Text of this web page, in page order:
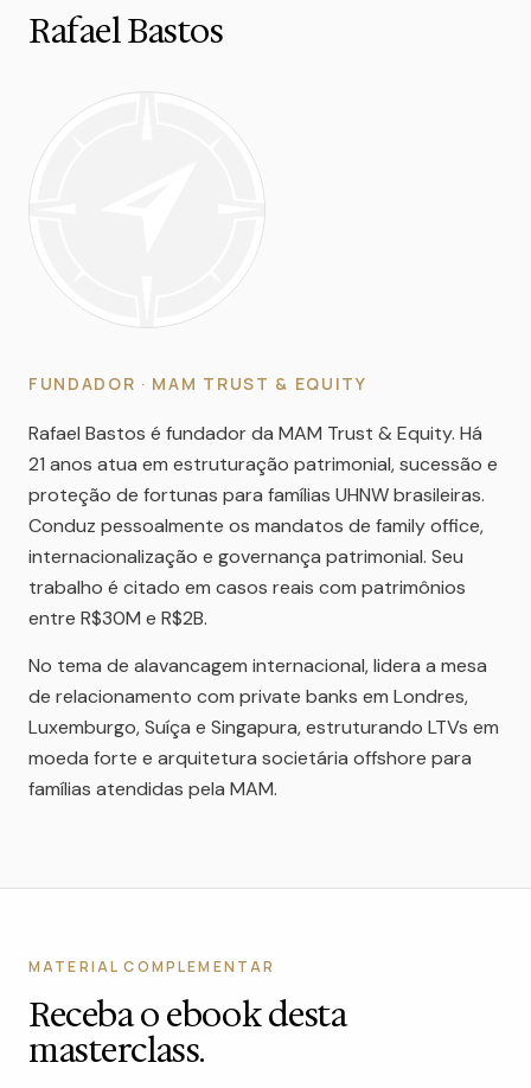
Rafael Bastos
FUNDADOR · MAM TRUST & EQUITY
Rafael Bastos é fundador da MAM Trust & Equity. Há
21 anos atua em estruturação patrimonial, sucessão e
proteção de fortunas para famílias UHNW brasileiras.
Conduz pessoalmente os mandatos de family office,
internacionalização e governança patrimonial. Seu
trabalho é citado em casos reais com patrimônios
entre R$30M e R$2B.
No tema de alavancagem internacional, lidera a mesa
de relacionamento com private banks em Londres,
Luxemburgo, Suíça e Singapura, estruturando LTVs em
moeda forte e arquitetura societária offshore para
famílias atendidas pela MAM.
MATERIAL COMPLEMENTAR
Receba o ebook desta
masterclass.